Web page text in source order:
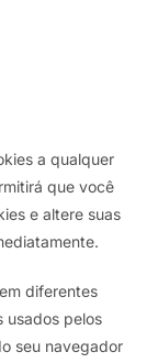
a qualquer
que você
e altere suas
diferentes
usados pelos
seu navegador